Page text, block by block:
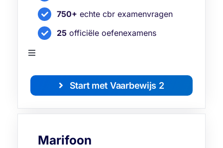
750+ echte cbr examenvragen
25 officiële oefenexamens
Toggle
Bekijk alle functies
Start met Vaarbewijs 2
Marifoon